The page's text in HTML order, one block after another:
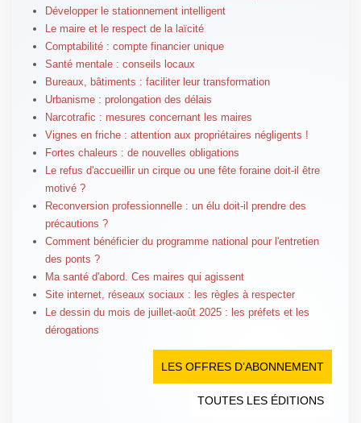
Développer le stationnement intelligent
Le maire et le respect de la laïcité
Comptabilité : compte financier unique
Santé mentale : conseils locaux
Bureaux, bâtiments : faciliter leur transformation
Urbanisme : prolongation des délais
Narcotrafic : mesures concernant les maires
Vignes en friche : attention aux propriétaires négligents !
Fortes chaleurs : de nouvelles obligations
Le refus d'accueillir un cirque ou une fête foraine doit-il être
motivé ?
Reconversion professionnelle : un élu doit-il prendre des
précautions ?
Comment bénéficier du programme national pour l'entretien
des ponts ?
Ma santé d'abord. Ces maires qui agissent
Site internet, réseaux sociaux : les règles à respecter
Le dessin du mois de juillet-août 2025 : les préfets et les
dérogations
LES OFFRES D’ABONNEMENT
TOUTES LES ÉDITIONS